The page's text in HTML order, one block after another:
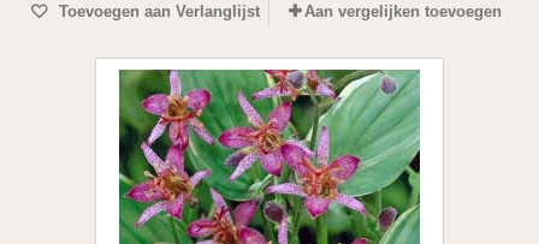
Toevoegen aan Verlanglijst Aan vergelijken toevoegen